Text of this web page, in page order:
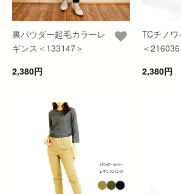
裏パウダー起毛カラーレ
ギンス＜133147＞
2,380円
TCチノワ
＜216036
2,380円